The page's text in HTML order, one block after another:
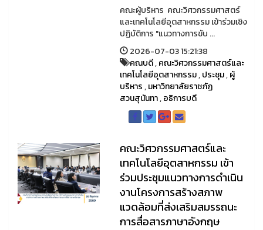
คณะผู้บริหาร คณะวิศวกรรมศาสตร์
และเทคโนโลยีอุตสาหกรรม เข้าร่วมเชิง
ปฏิบัติการ "แนวทางการขับ ...
2026-07-03 15:21:38
คณบดี,คณะวิศวกรรมศาสตร์และ
เทคโนโลยีอุตสาหกรรม,ประชุม,ผู้
บริหาร,มหาวิทยาลัยราชภัฏ
สวนสุนันทา,อธิการบดี
คณะวิศวกรรมศาสตร์และ
เทคโนโลยีอุตสาหกรรม เข้า
ร่วมประชุมแนวทางการดำเนิน
งานโครงการสร้างสภาพ
แวดล้อมที่ส่งเสริมสมรรถนะ
การสื่อสารภาษาอังกฤษ